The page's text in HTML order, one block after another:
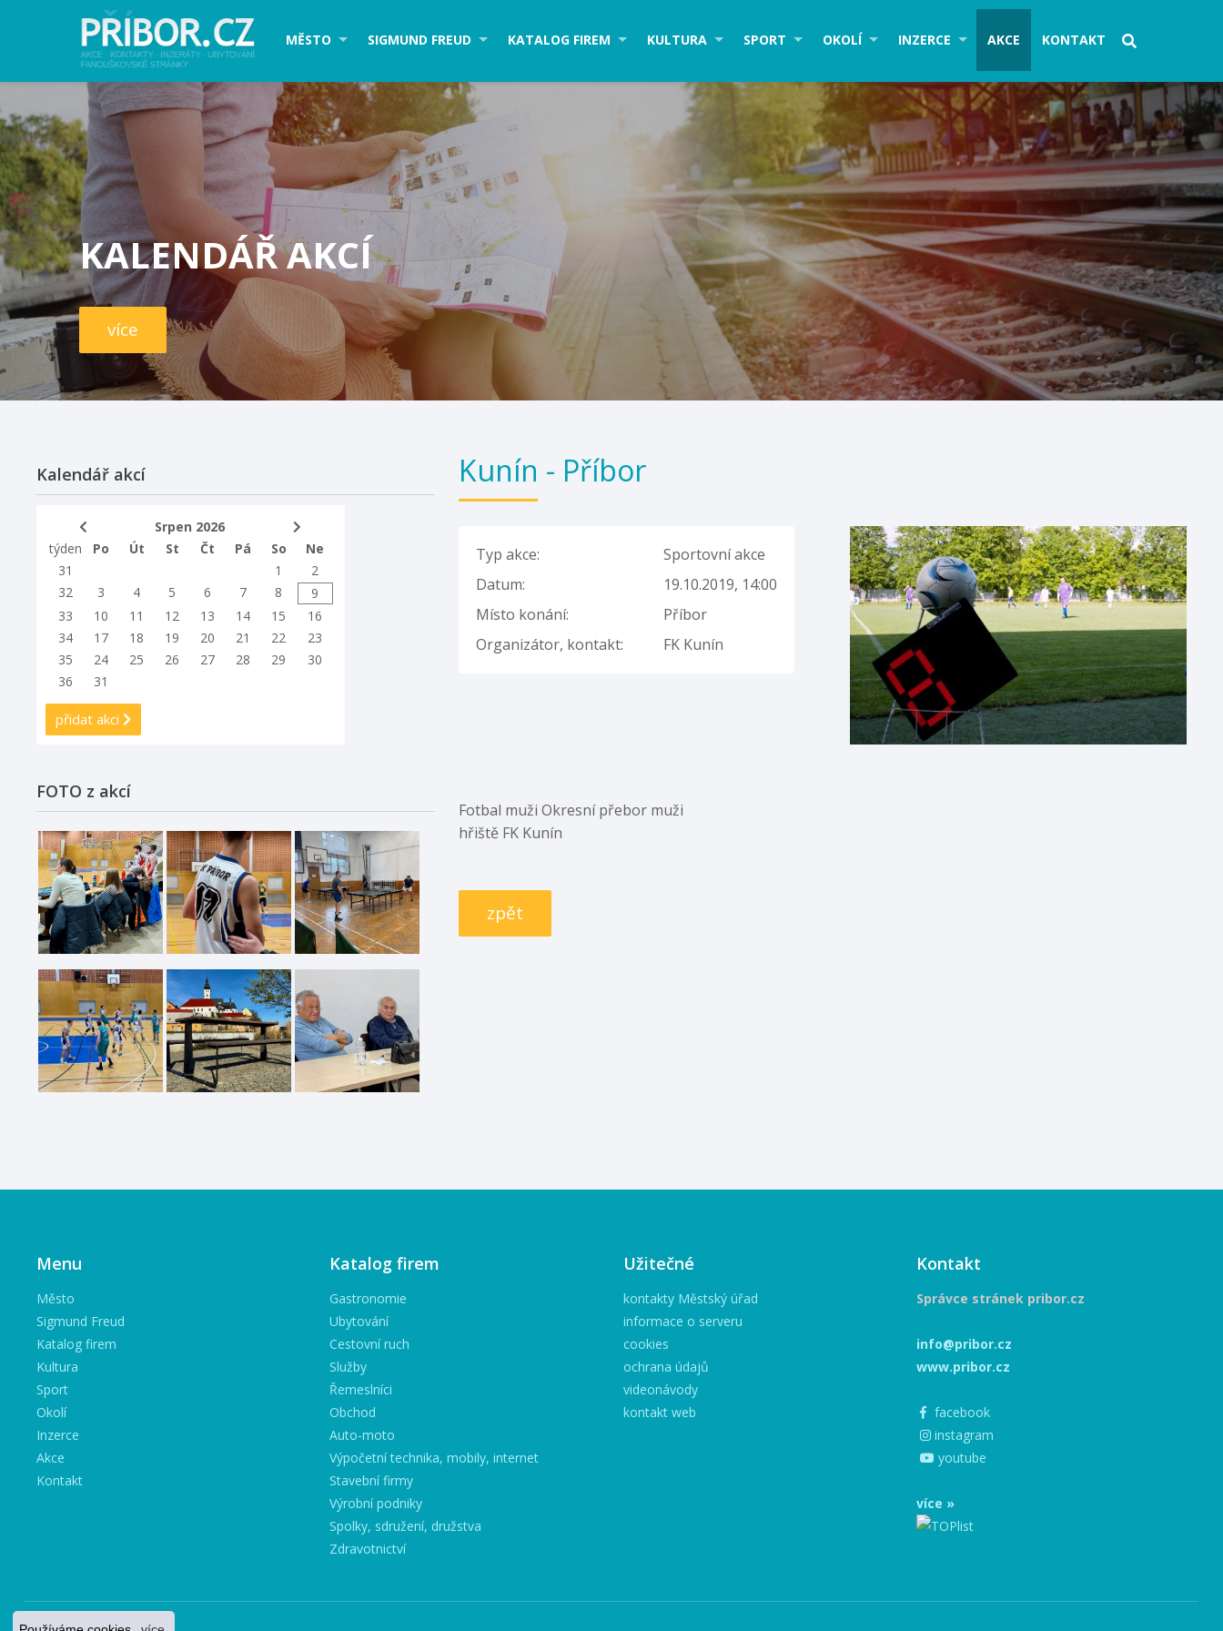
MĚSTO SIGMUND FREUD KATALOG FIREM KULTURA SPORT OKOLÍ INZERCE AKCE KONTAKT
KALENDÁŘ AKCÍ
více
Kunín - Příbor
Typ akce:
Sportovní akce
Datum:
19.10.2019, 14:00
Místo konání:
Příbor
Organizátor, kontakt:
FK Kunín
Fotbal muži Okresní přebor muži
hřiště FK Kunín
zpět
Kalendář akcí
Srpen 2026
týden
Po Út St Čt Pá So
Ne
31
1
2
32
3 4 5 6 7 8
9
33
10 11 12 13 14 15
16
34
17 18 19 20 21 22
23
35
24 25 26 27 28 29
30
36
31
přidat akci
FOTO z akcí
Menu
Město
Sigmund Freud
Katalog firem
Kultura
Sport
Okolí
Inzerce
Akce
Kontakt
Katalog firem
Gastronomie
Ubytování
Cestovní ruch
Služby
Řemeslníci
Obchod
Auto-moto
Výpočetní technika, mobily, internet
Stavební firmy
Výrobní podniky
Spolky, sdružení, družstva
Zdravotnictví
Užitečné
kontakty Městský úřad
informace o serveru
cookies
ochrana údajů
videonávody
kontakt web
Kontakt
Správce stránek pribor.cz
info@pribor.cz
www.pribor.cz
facebook
instagram
youtube
více »